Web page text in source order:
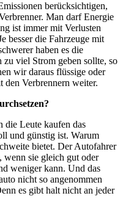
berücksichtigen,
Man darf Energie
ist immer mit Verlusten
besser die Fahrzeuge mit
haben es die
viel Strom geben sollte, so
wir daraus flüssige oder
den Verbrennern weiter.
die Leute kaufen das
und günstig ist. Warum
bietet. Der Autofahrer
wenn sie gleich gut oder
weniger kann. Und das
nicht so angenommen
es gibt halt nicht an jeder